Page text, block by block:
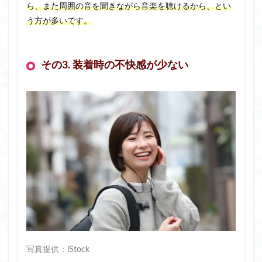
ら、また周囲の音を聞きながら音楽を聴けるから、とい
う方が多いです。
その3. 装着時の不快感が少ない
写真提供：iStock